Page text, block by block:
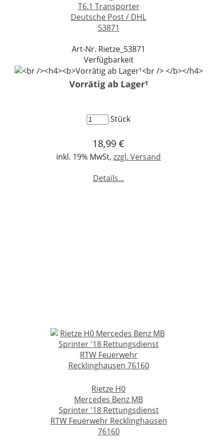
T6.1 Transporter
Deutsche Post / DHL
53871
Art-Nr. Rietze_53871
Verfügbarkeit
Vorrätig ab Lager¹
Stück
18,99 €
inkl. 19% MwSt, zzgl. Versand
Details...
Rietze H0
Mercedes Benz MB
Sprinter '18 Rettungsdienst
RTW Feuerwehr Recklinghausen
76160